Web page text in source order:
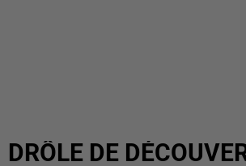
DRÔLE DE